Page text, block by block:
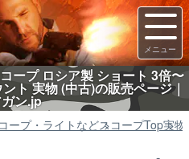
ープ ロシア製 ショート 3倍〜
ト 実物 (中古)の販売ページ｜
ン.jp
ープ・ライトなどスコープTop実物